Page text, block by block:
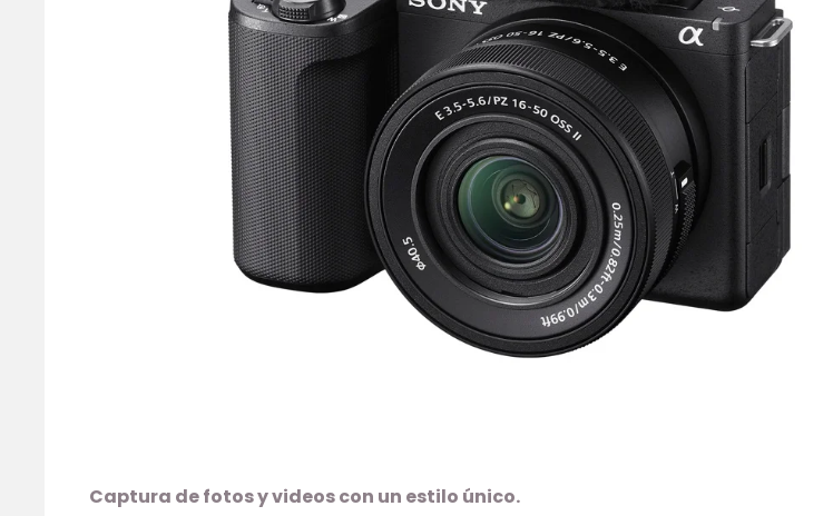
Captura de fotos y videos con un estilo único.